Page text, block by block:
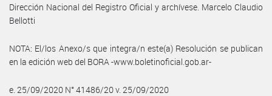
Dirección Nacional del Registro Oficial y archívese. Marcelo Claudio
Bellotti
NOTA: El/los Anexo/s que integra/n este(a) Resolución se publican
en la edición web del BORA -www.boletinoficial.gob.ar-
e. 25/09/2020 N° 41486/20 v. 25/09/2020